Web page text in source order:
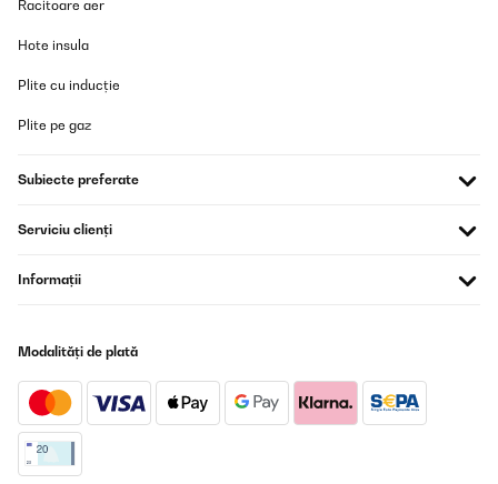
Racitoare aer
Hote insula
Plite cu inducție
Plite pe gaz
Subiecte preferate
Serviciu clienți
Informații
Modalități de plată